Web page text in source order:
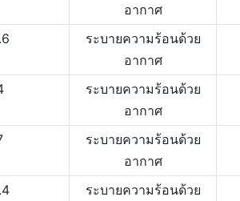
อากาศ
ระบายความร้อนด้วย
อากาศ
ระบายความร้อนด้วย
อากาศ
ระบายความร้อนด้วย
อากาศ
ระบายความร้อนด้วย